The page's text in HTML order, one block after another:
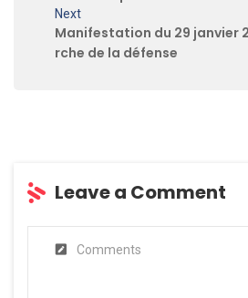
Next
Manifestation du 29 janvier
rche de la défense
Leave a Comment